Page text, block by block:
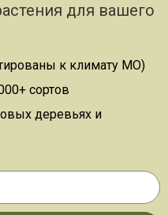
для вашего
к климату МО)
сортов
деревьях и